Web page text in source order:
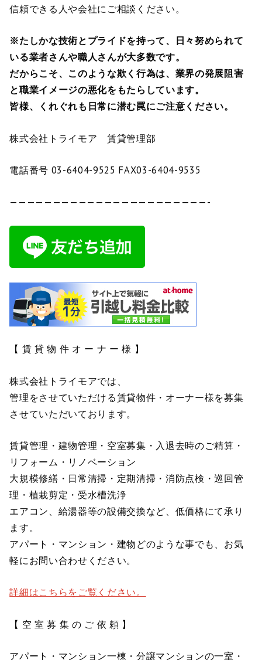
信頼できる人や会社にご相談ください。
※たしかな技術とプライドを持って、日々努められて
いる業者さんや職人さんが大多数です。
だからこそ、このような欺く行為は、業界の発展阻害
と職業イメージの悪化をもたらしています。
皆様、くれぐれも日常に潜む罠にご注意ください。
株式会社トライモア 賃貸管理部
電話番号 03-6404-9525 FAX03-6404-9535
———————————————————————-
【 賃 貸 物 件 オ ー ナ ー 様 】
株式会社トライモアでは、
管理をさせていただける賃貸物件・オーナー様を募集
させていただいております。
賃貸管理・建物管理・空室募集・入退去時のご精算・
リフォーム・リノベーション
大規模修繕・日常清掃・定期清掃・消防点検・巡回管
理・植栽剪定・受水槽洗浄
エアコン、給湯器等の設備交換など、低価格にて承り
ます。
アパート・マンション・建物どのような事でも、お気
軽にお問い合わせください。
詳細はこちらをご覧ください。
【 空 室 募 集 の ご 依 頼 】
アパート・マンション一棟・分譲マンションの一室・